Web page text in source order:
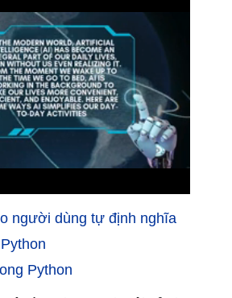
người dùng tự định nghĩa
Python